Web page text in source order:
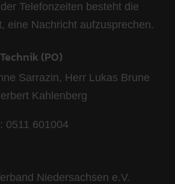
Telefonzeiten besteht die
eine Nachricht aufzusprechen.
(PO)
Sarrazin, Herr Lukas Brune
Kahlenberg
0511 601004
Niedersachsen e.V.